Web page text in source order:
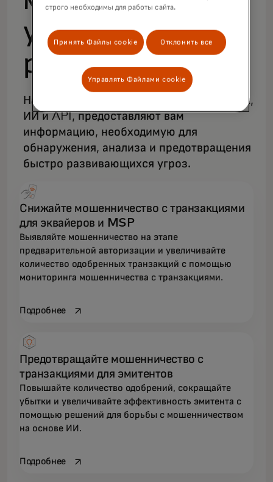
управления
рисками
Наши технологии, основанные на данных,
ИИ и API, предоставляют вам
информацию, необходимую для
обнаружения, анализа и предотвращения
быстро развивающихся угроз.
Снижайте мошенничество с транзакциями
для эквайеров и MSP
Выявляйте мошенничество на этапе
предварительной авторизации и увеличивайте
количество одобренных транзакций с помощью
мониторинга мошенничества с транзакциями.
Подробнееopens in a new tab
Предотвращайте мошенничество с
транзакциями для эмитентов
Повышайте количество одобрений, сокращайте
убытки и увеличивайте эффективность эмитента с
помощью решений для борьбы с мошенничеством
на основе ИИ.
Подробнееopens in a new tab
строго необходимы для работы сайта.
Принять Файлы cookie Отклонить все
Управлять Файлами cookie